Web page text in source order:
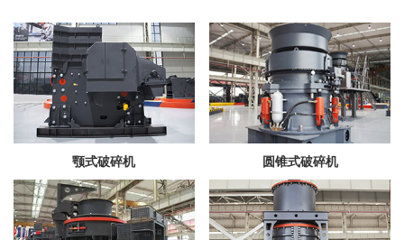
颚式破碎机 圆锥式破碎机